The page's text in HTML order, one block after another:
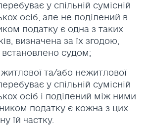
у спільній сумісній
осіб, але не поділений в
податку є одна з таких
визначена за їх згодою,
судом;
та/або нежитлової
у спільній сумісній
осіб і поділений між ними
податку є кожна з цих
їй частку.